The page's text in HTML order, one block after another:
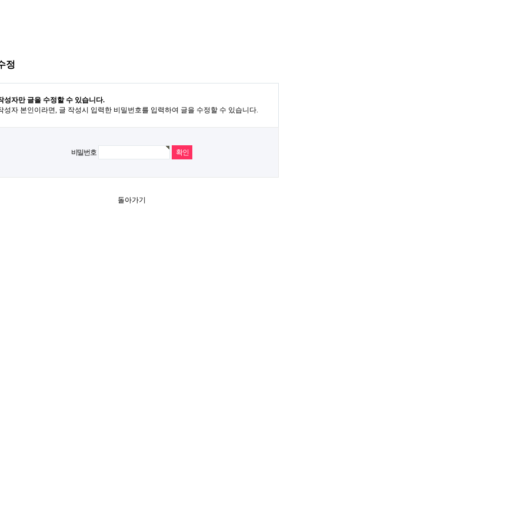
정
성자만 글을 수정할 수 있습니다.
성자 본인이라면, 글 작성시 입력한 비밀번호를 입력하여 글을 수정할 수 있습니다.
비밀번호
돌아가기